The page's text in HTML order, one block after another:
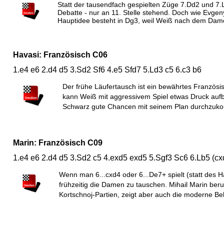
Statt der tausendfach gespielten Züge 7.Dd2 und
Debatte - nur an 11. Stelle stehend. Doch wie
Hauptidee besteht in Dg3, weil Weiß nach dem
Havasi: Französisch C06
1.e4 e6 2.d4 d5 3.Sd2 Sf6 4.e5 Sfd7 5.Ld3 c5 6.c3 b6
Der frühe Läufertausch ist ein bewährtes
kann Weiß mit aggressivem Spiel etwas Druck
Schwarz gute Chancen mit seinem Plan
Marin: Französisch C09
1.e4 e6 2.d4 d5 3.Sd2 c5 4.exd5 exd5 5.Sgf3 Sc6 6.Lb5
Wenn man 6...cxd4 oder 6...De7+ spielt (statt des
frühzeitig die Damen zu tauschen. Mihail Marin
Kortschnoj-Partien, zeigt aber auch die moderne